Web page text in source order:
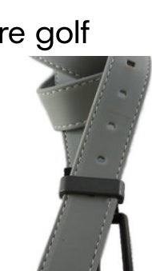
golf